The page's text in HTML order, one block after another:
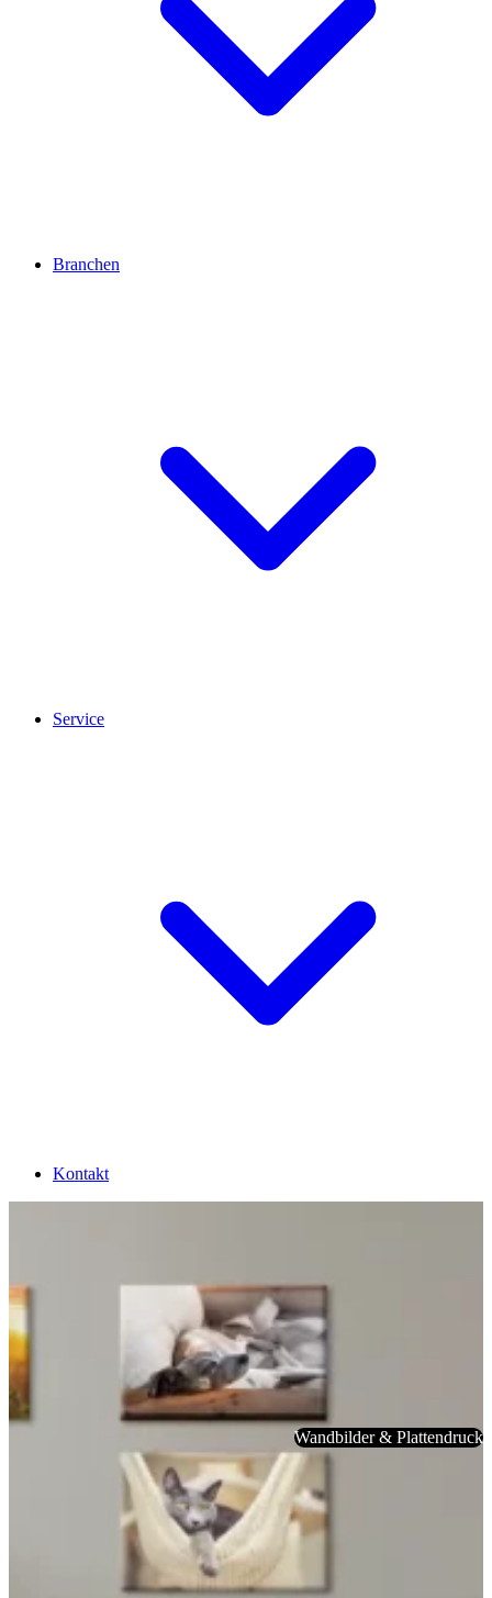
Branchen
Service
Kontakt
Wandbilder & Plattendruck